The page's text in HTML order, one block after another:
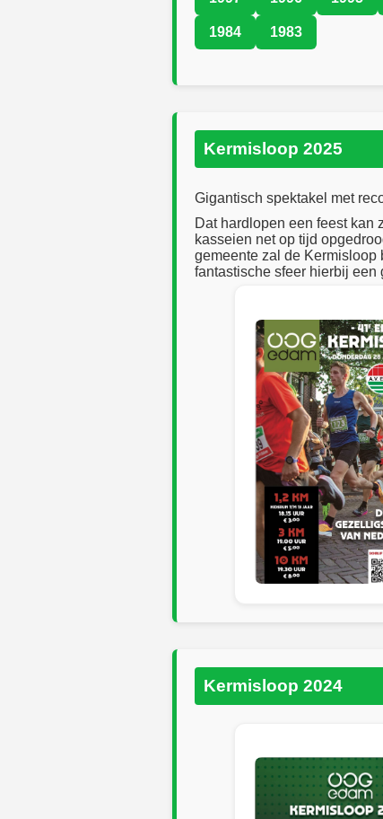
1984 1983
Kermisloop 2025
Gigantisch spektakel met
Dat hardlopen een feest kan
kasseien net op tijd
gemeente zal de Kermisloop
fantastische sfeer hierbij een
Kermisloop 2024